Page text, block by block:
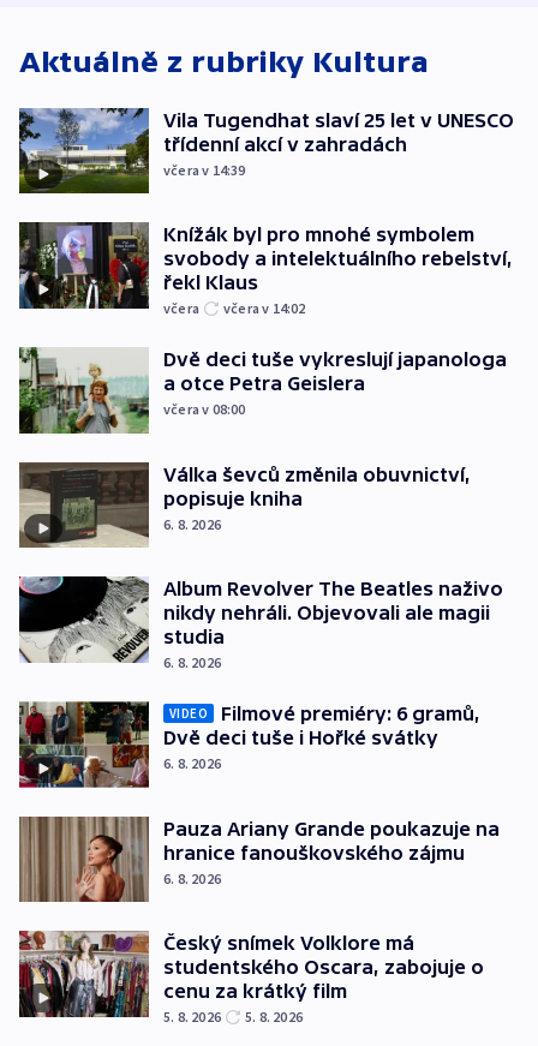
Aktuálně z rubriky Kultura
Vila Tugendhat slaví 25 let v UNESCO
třídenní akcí v zahradách
včera v 14:39
Knížák byl pro mnohé symbolem
svobody a intelektuálního rebelství,
řekl Klaus
včera včera v 14:02
Dvě deci tuše vykreslují japanologa
a otce Petra Geislera
včera v 08:00
Válka ševců změnila obuvnictví,
popisuje kniha
6. 8. 2026
Album Revolver The Beatles naživo
nikdy nehráli. Objevovali ale magii
studia
6. 8. 2026
VIDEO
Filmové premiéry: 6 gramů,
Dvě deci tuše i Hořké svátky
6. 8. 2026
Pauza Ariany Grande poukazuje na
hranice fanouškovského zájmu
6. 8. 2026
Český snímek Volklore má
studentského Oscara, zabojuje o
cenu za krátký film
5. 8. 2026 5. 8. 2026